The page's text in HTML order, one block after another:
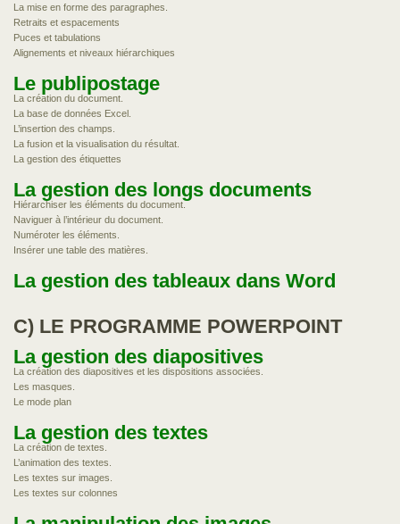
La mise en forme des paragraphes.
Retraits et espacements
Puces et tabulations
Alignements et niveaux hiérarchiques
Le publipostage
La création du document.
La base de données Excel.
L’insertion des champs.
La fusion et la visualisation du résultat.
La gestion des étiquettes
La gestion des longs documents
Hiérarchiser les éléments du document.
Naviguer à l’intérieur du document.
Numéroter les éléments.
Insérer une table des matières.
La gestion des tableaux dans Word
C) LE PROGRAMME POWERPOINT
La gestion des diapositives
La création des diapositives et les dispositions associées.
Les masques.
Le mode plan
La gestion des textes
La création de textes.
L’animation des textes.
Les textes sur images.
Les textes sur colonnes